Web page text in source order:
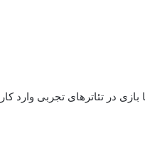
حضورش در سینما با فیلم چهارشنبه سوری از ۲۰ سالگی، با بازی در تئاترهای تجربی وارد کار